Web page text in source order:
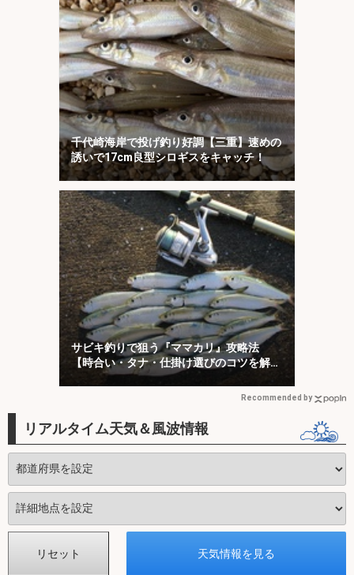
千代崎海岸で投げ釣り好調【三重】速めの
誘いで17cm良型シロギスをキャッチ！
サビキ釣りで狙う『ママカリ』攻略法
【時合い・タナ・仕掛け選びのコツを解
説】
Recommended by
リアルタイム天気＆風波情報